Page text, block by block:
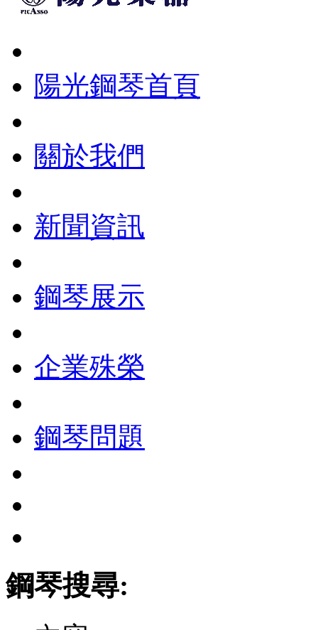
陽光鋼琴首頁
關於我們
新聞資訊
鋼琴展示
企業殊榮
鋼琴問題
鋼琴搜尋: